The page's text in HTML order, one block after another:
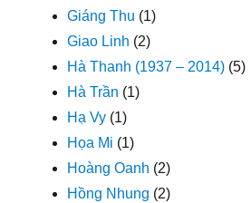
Giáng Thu (1)
Giao Linh (2)
Hà Thanh (1937 – 2014) (5)
Hà Trần (1)
Hạ Vy (1)
Họa Mi (1)
Hoàng Oanh (2)
Hồng Nhung (2)